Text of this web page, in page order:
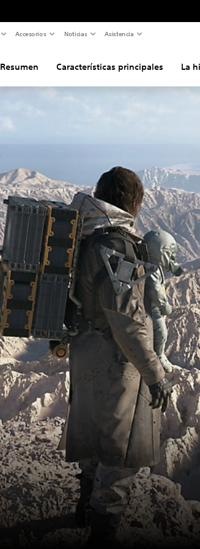
Accesorios Noticias Asistencia
Resumen Características principales La